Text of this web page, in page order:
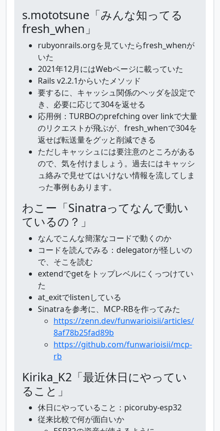
s.mototsune「みんな知ってる
fresh_when」
rubyonrails.orgを見ていたらfresh_whenが
いた
2021年12月にはWebページに載っていた
Rails v2.2.1からいたメソッド
要するに、キャッシュ関係のヘッダを設定で
き、必要に応じて304を返せる
応用例：TURBOのprefching over linkで大量
のリクエストが飛ぶが、fresh_whenで304を
返せば転送量をグッと削減できる
ただしキャッシュには要注意のところがある
ので、気を付けましょう。過去にはキャッシ
ュ絡みで見せてはいけない情報を流してしま
った事例もあります。
わこー「Sinatraってなんで動い
ているの？」
なんでこんな簡潔なコードで動くのか
コードを読んでみる：delegatorが怪しいの
で、そこを読む
extendでgetをトップレベルにくっつけてい
た
at_exitでlistenしている
Sinatraを参考に、MCP-RBを作ってみた
https://zenn.dev/funwarioisii/articles/
8af78b25fad89b
https://github.com/funwarioisii/mcp-
rb
Kirika_K2「最近休日にやってい
ること」
休日にやっていること：picoruby-esp32
従来比較で何が面白いか